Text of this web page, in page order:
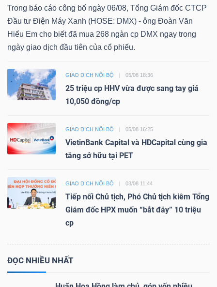
Trong báo cáo công bố ngày 06/08, Tổng Giám đốc CTCP
Đầu tư Điện Máy Xanh (HOSE: DMX) - ông Đoàn Văn
Hiểu Em cho biết đã mua 268 ngàn cp DMX ngay trong
ngày giao dịch đầu tiên của cổ phiếu.
GIAO DỊCH NỘI BỘ 05/08 18:36
25 triệu cp HHV vừa được sang tay giá
10,050 đồng/cp
GIAO DỊCH NỘI BỘ 05/08 16:25
VietinBank Capital và HDCapital cùng gia
tăng sở hữu tại PET
GIAO DỊCH NỘI BỘ 03/08 11:44
Tiếp nối Chủ tịch, Phó Chủ tịch kiêm Tổng
Giám đốc HPX muốn “bắt đáy” 10 triệu
cp
ĐỌC NHIỀU NHẤT